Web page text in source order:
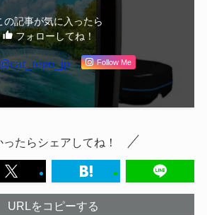
の記事が気に入ったら
フォローしてね！
Follow Me
ったらシェアしてね！
URLをコピーする